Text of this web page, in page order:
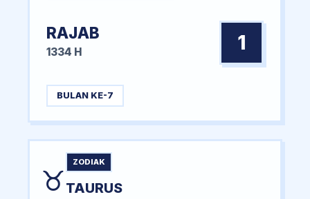
RAJAB
1334 H 1
BULAN KE-7
♉
ZODIAK
TAURUS